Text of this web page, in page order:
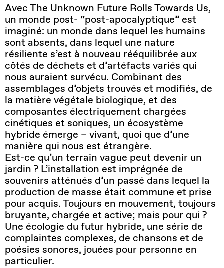
Avec The Unknown Future Rolls Towards Us,
un monde post- “post-apocalyptique” est
imaginé: un monde dans lequel les humains
sont absents, dans lequel une nature
résiliente s’est à nouveau rééquilibrée aux
côtés de déchets et d’artéfacts variés qui
nous auraient survécu. Combinant des
assemblages d’objets trouvés et modifiés, de
la matière végétale biologique, et des
composantes électriquement chargées
cinétiques et soniques, un écosystème
hybride émerge – vivant, quoi que d’une
manière qui nous est étrangère.
Est-ce qu’un terrain vague peut devenir un
jardin ? L’installation est imprégnée de
souvenirs atténués d’un passé dans lequel la
production de masse était commune et prise
pour acquis. Toujours en mouvement, toujours
bruyante, chargée et active; mais pour qui ?
Une écologie du futur hybride, une série de
complaintes complexes, de chansons et de
poésies sonores, jouées pour personne en
particulier.